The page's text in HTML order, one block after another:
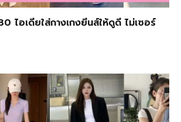
ไอเดียใส่กางเกงยีนส์ให้ดูดี ไม่เซอร์